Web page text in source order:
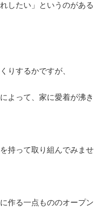
したい」というのがある
りするかですが、
よって、家に愛着が沸き
持って取り組んでみませ
作る一点もののオープン